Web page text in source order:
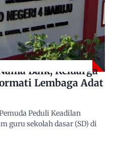
Baik, Keluarga
Lembaga Adat
Peduli Keadilan
guru sekolah dasar (SD) di